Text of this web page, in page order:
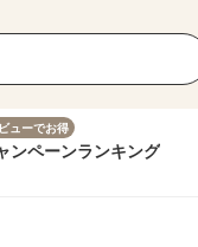
ューでお得
ンペーンランキング